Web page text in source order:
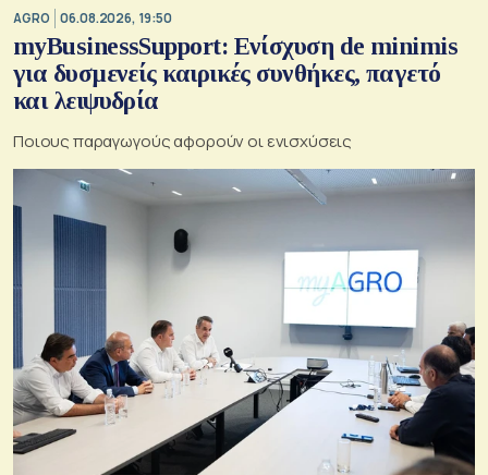
AGRO 06.08.2026, 19:50
myBusinessSupport: Ενίσχυση de minimis
για δυσμενείς καιρικές συνθήκες, παγετό
και λειψυδρία
Ποιους παραγωγούς αφορούν οι ενισχύσεις